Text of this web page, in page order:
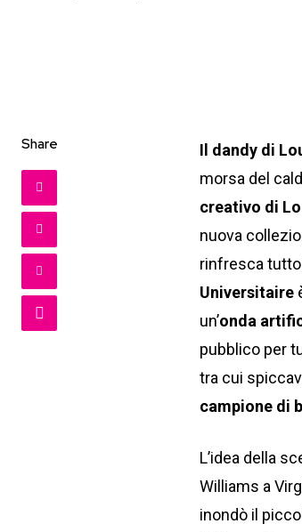
Share Il dandy di
morsa del
creativo di
nuova
rinfresca
Universitaire
un’onda
pubblico per
tra cui
campione di
L’idea della
Williams a
inondò il